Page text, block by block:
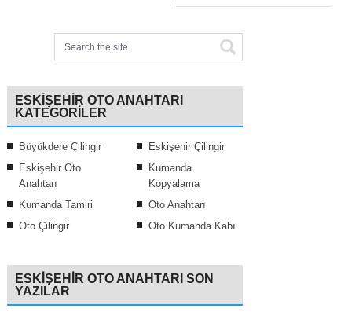
ESKIŞEHIR OTO ANAHTARI
KATEGORILER
Büyükdere Çilingir
Eskişehir Çilingir
Eskişehir Oto
Anahtarı
Kumanda
Kopyalama
Kumanda Tamiri
Oto Anahtarı
Oto Çilingir
Oto Kumanda Kabı
ESKIŞEHIR OTO ANAHTARI SON
YAZILAR